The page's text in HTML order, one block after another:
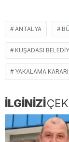
ANTALYA
KUŞADASI
YAKALAMA KARARI
İLGİNİZİ